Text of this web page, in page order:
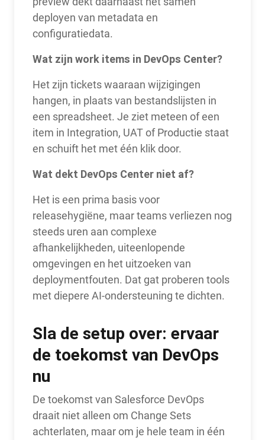
deployen van metadata en
configuratiedata.
Wat zijn work items in DevOps Center?
Het zijn tickets waaraan wijzigingen
hangen, in plaats van bestandslijsten in
een spreadsheet. Je ziet meteen of een
item in Integration, UAT of Productie staat
en schuift het met één klik door.
Wat dekt DevOps Center niet af?
Het is een prima basis voor
releasehygiëne, maar teams verliezen nog
steeds uren aan complexe
afhankelijkheden, uiteenlopende
omgevingen en het uitzoeken van
deploymentfouten. Dat gat proberen tools
met diepere AI-ondersteuning te dichten.
Sla de setup over: ervaar
de toekomst van DevOps
nu
De toekomst van Salesforce DevOps
draait niet alleen om Change Sets
achterlaten, maar om je hele team in één